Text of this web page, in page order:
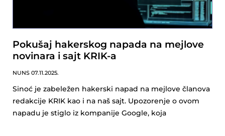
Pokušaj hakerskog napada na mejlove
novinara i sajt KRIK-a
NUNS 07.11.2025.
Sinoć je zabeležen hakerski napad na mejlove članova
redakcije KRIK kao i na naš sajt. Upozorenje o ovom
napadu je stiglo iz kompanije Google, koja